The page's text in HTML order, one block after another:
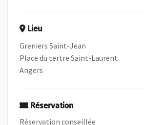
Lieu
Greniers Saint-Jean
Place du tertre Saint-Laurent
Angers
Réservation
Réservation conseillée